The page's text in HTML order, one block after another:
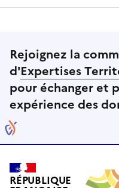
Rejoignez la
d'Expertises
pour échanger et
expérience des
RÉPUBLIQUE